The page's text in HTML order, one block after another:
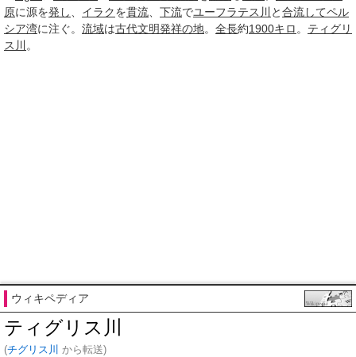
原に源を発し イラクを貫流 下流でユーフラテス川 と合流してペル
シア湾に注ぐ。 流域は古代文明発祥の地。 全長約1900キロ 。 ティグリ
ス川 。
ウィキペディア
ティグリス川
(チグリス川 から転送)